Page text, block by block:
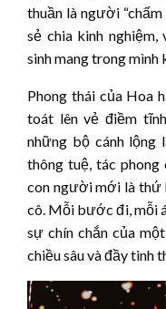
thuần là người “chấm
sẻ chia kinh
sinh mang trong mình
Phong thái của Hoa
toát lên vẻ điềm
những bộ cánh
thông tuệ, tác phong
con người mới là thứ
cô. Mỗi bước đi, mỗi
sự chín chắn của
chiều sâu và đầy tinh